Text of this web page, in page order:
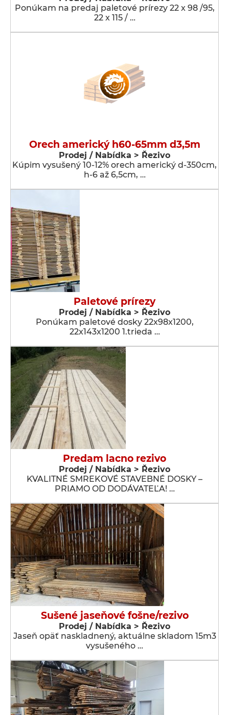
Ponúkam na predaj paletové prírezy 22 x 98 /95,
22 x 115 / …
Orech americký h60-65mm d3,5m
Prodej / Nabídka > Řezivo
Kúpim vysušený 10-12% orech americký d-350cm,
h-6 až 6,5cm, …
Paletové prírezy
Prodej / Nabídka > Řezivo
Ponúkam paletové dosky 22x98x1200,
22x143x1200 1.trieda …
Predam lacno rezivo
Prodej / Nabídka > Řezivo
KVALITNÉ SMREKOVÉ STAVEBNÉ DOSKY –
PRIAMO OD DODÁVATEĽA! …
Sušené jaseňové fošne/rezivo
Prodej / Nabídka > Řezivo
Jaseň opäť naskladnený, aktuálne skladom 15m3
vysušeného …